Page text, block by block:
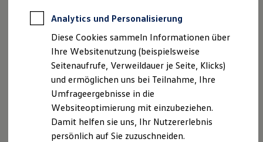
Professional Class bei Volkswagen
Behörden
Direktkunden
Sonderfahrzeuge
Anpfiff zum Gewinn
Elektromobilität
Elektroautos
ID. Tutorials
Elektrofahrzeugkonzepte
ID. EVERY1
Reichweite
Nutzungsbedingungen
Datenschutzerklärungen
Cookie-Richtlinie
Lizenzhinweise Dritter
Angaben zum Digital Services Act (DSA)
EU Data Act
Produktsicherheitsinformationen
Vertrag Widerrufen
Analytics und Personalisierung
Diese Cookies sammeln Informationen über
Ihre Websitenutzung (beispielsweise
Seitenaufrufe, Verweildauer je Seite, Klicks)
und ermöglichen uns bei Teilnahme, Ihre
Umfrageergebnisse in die
Websiteoptimierung mit einzubeziehen.
Damit helfen sie uns, Ihr Nutzererlebnis
persönlich auf Sie zuzuschneiden.